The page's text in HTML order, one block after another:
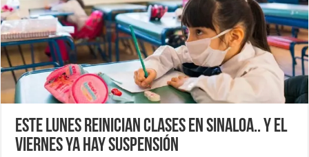
Este lunes reinician clases en Sinaloa.. y el
viernes ya hay suspensión